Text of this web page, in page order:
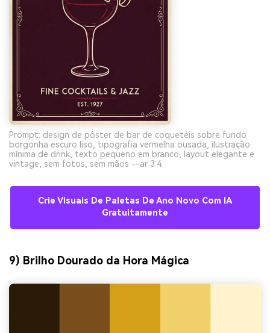
Prompt: design de pôster de bar de coquetéis sobre fundo
borgonha escuro liso, tipografia vermelha ousada, ilustração
mínima de drink, texto pequeno em branco, layout elegante e
vintage, sem fotos, sem mãos --ar 3:4
Crie Visuais De Paletas De Ano Novo Com IA
Gratuitamente
9) Brilho Dourado da Hora Mágica